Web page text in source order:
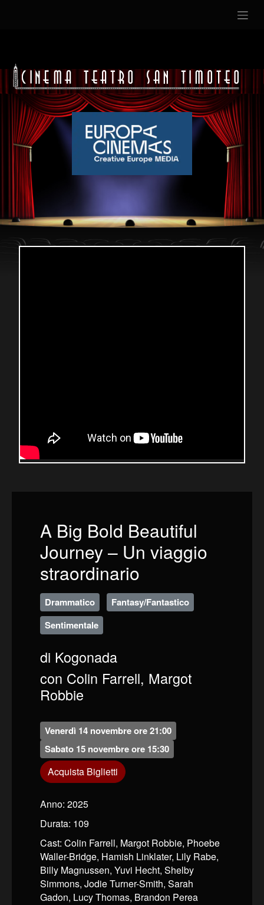
A Big Bold Beautiful
Journey – Un viaggio
straordinario
Drammatico
Fantasy/Fantastico
Sentimentale
di Kogonada
con Colin Farrell, Margot
Robbie
Venerdì 14 novembre ore 21:00
Sabato 15 novembre ore 15:30
Acquista Biglietti
Anno: 2025
Durata: 109
Cast: Colin Farrell, Margot Robbie, Phoebe
Waller-Bridge, Hamish Linklater, Lily Rabe,
Billy Magnussen, Yuvi Hecht, Shelby
Simmons, Jodie Turner-Smith, Sarah
Gadon, Lucy Thomas, Brandon Perea